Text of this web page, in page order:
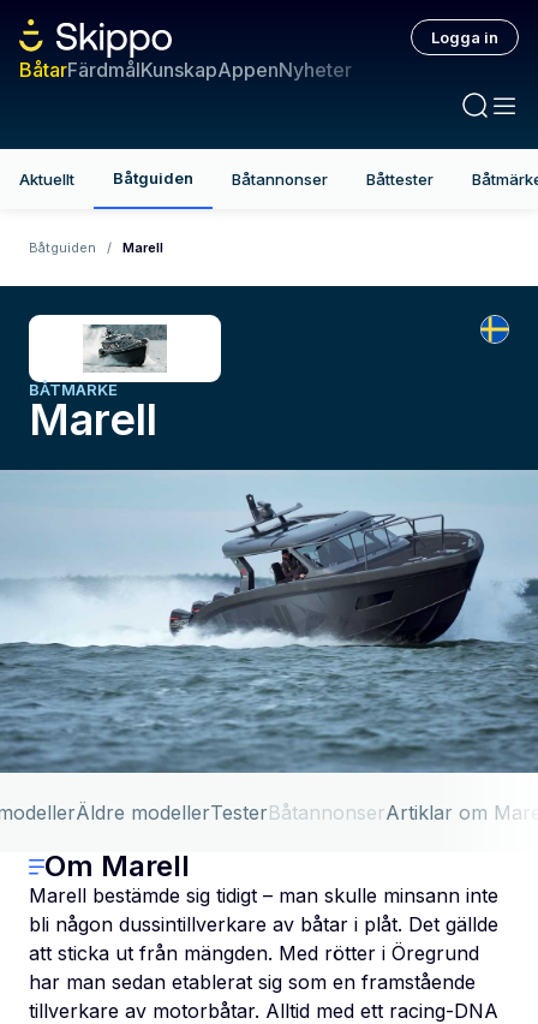
BåtarFärdmålKunskapAppenNyheter
Logga in
Aktuellt Båtguiden Båtannonser Båttester
Båtguiden / Marell
BÅTMÄRKE
Marell
Äldre modellerTesterBåtannonserArtiklar om
Om Marell
Marell bestämde sig tidigt – man skulle minsann inte
bli någon dussintillverkare av båtar i plåt. Det gällde
att sticka ut från mängden. Med rötter i Öregrund
har man sedan etablerat sig som en framstående
tillverkare av motorbåtar. Alltid med ett racing-DNA